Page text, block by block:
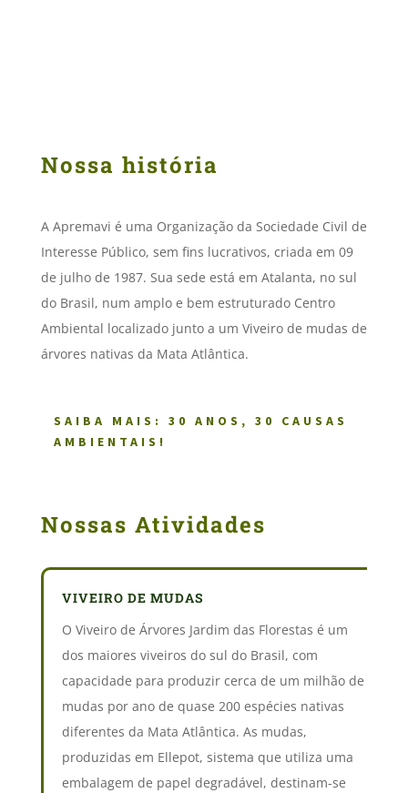
Nossa história
A Apremavi é uma Organização da Sociedade Civil de
Interesse Público, sem fins lucrativos, criada em 09
de julho de 1987. Sua sede está em Atalanta, no sul
do Brasil, num amplo e bem estruturado Centro
Ambiental localizado junto a um Viveiro de mudas de
árvores nativas da Mata Atlântica.
SAIBA MAIS: 30 ANOS, 30 CAUSAS
AMBIENTAIS!
Nossas Atividades
VIVEIRO DE MUDAS
O Viveiro de Árvores Jardim das Florestas é um
dos maiores viveiros do sul do Brasil, com
capacidade para produzir cerca de um milhão de
mudas por ano de quase 200 espécies nativas
diferentes da Mata Atlântica. As mudas,
produzidas em Ellepot, sistema que utiliza uma
embalagem de papel degradável, destinam-se